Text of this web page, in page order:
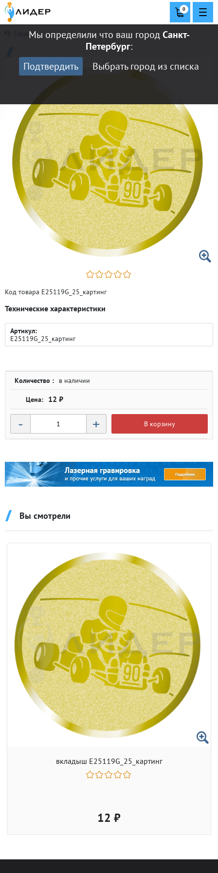
Мы определили что ваш городСанкт-
Петербург:
Подтвердить
Выбрать город из списка
0
Главная
Код товара E25119G_25_картинг
Технические характеристики
Артикул:
E25119G_25_картинг
Количество : в наличии
12 ₽
- + В корзину
Вы смотрели
вкладыш E25119G_25_картинг
12 ₽